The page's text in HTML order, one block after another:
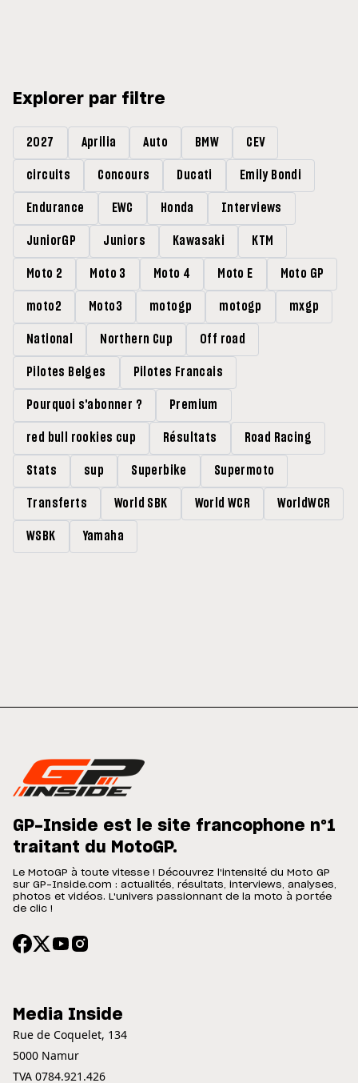
Explorer par filtre
2027 Aprilia Auto BMW CEV
circuits Concours Ducati Emily Bondi
Endurance EWC Honda Interviews
JuniorGP Juniors Kawasaki KTM
Moto 2 Moto 3 Moto 4 Moto E Moto GP
moto2 Moto3 motogp motogp mxgp
National Northern Cup Off road
Pilotes Belges Pilotes Francais
Pourquoi s'abonner ? Premium
red bull rookies cup Résultats Road Racing
Stats sup Superbike Supermoto
Transferts World SBK World WCR WorldWCR
WSBK Yamaha
GP-Inside est le site francophone n°1
traitant du MotoGP.
Le MotoGP à toute vitesse ! Découvrez l'intensité du Moto GP
sur GP-Inside.com : actualités, résultats, interviews, analyses,
photos et vidéos. L'univers passionnant de la moto à portée
de clic !
Media Inside
Rue de Coquelet, 134
5000 Namur
TVA 0784.921.426